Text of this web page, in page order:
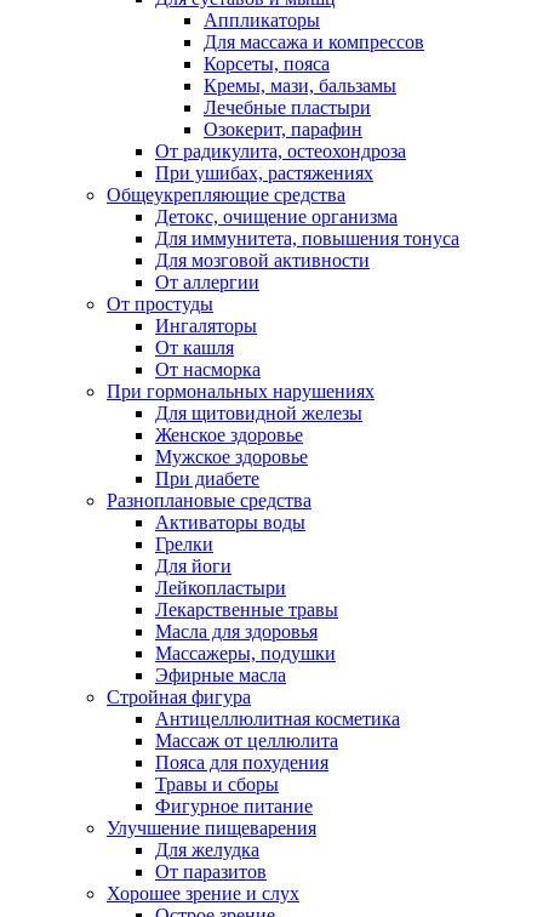
Аппликаторы
Для массажа и компрессов
Корсеты, пояса
Кремы, мази, бальзамы
Лечебные пластыри
Озокерит, парафин
От радикулита, остеохондроза
При ушибах, растяжениях
Общеукрепляющие средства
Детокс, очищение организма
Для иммунитета, повышения тонуса
Для мозговой активности
От аллергии
От простуды
Ингаляторы
От кашля
От насморка
При гормональных нарушениях
Для щитовидной железы
Женское здоровье
Мужское здоровье
При диабете
Разноплановые средства
Активаторы воды
Грелки
Для йоги
Лейкопластыри
Лекарственные травы
Масла для здоровья
Массажеры, подушки
Эфирные масла
Стройная фигура
Антицеллюлитная косметика
Массаж от целлюлита
Пояса для похудения
Травы и сборы
Фигурное питание
Улучшение пищеварения
Для желудка
От паразитов
Хорошее зрение и слух